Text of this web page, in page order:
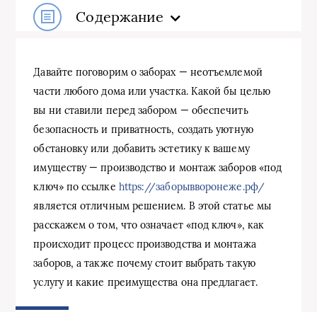
Содержание
Давайте поговорим о заборах — неотъемлемой
части любого дома или участка. Какой бы целью
вы ни ставили перед забором — обеспечить
безопасность и приватность, создать уютную
обстановку или добавить эстетику к вашему
имуществу — производство и монтаж заборов «под
ключ» по ссылке https://заборывворонеже.рф/
является отличным решением. В этой статье мы
расскажем о том, что означает «под ключ», как
происходит процесс производства и монтажа
заборов, а также почему стоит выбрать такую
услугу и какие преимущества она предлагает.